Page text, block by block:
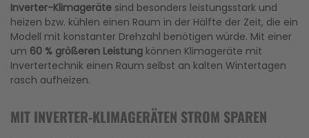
Inverter-Klimageräte sind besonders leistungsstark und
heizen bzw. kühlen einen Raum in der Hälfte der Zeit, die ein
Modell mit konstanter Drehzahl benötigen würde. Mit einer
um 60 % größeren Leistung können Klimageräte mit
Invertertechnik einen Raum selbst an kalten Wintertagen
rasch aufheizen.
MIT INVERTER-KLIMAGERÄTEN STROM SPAREN